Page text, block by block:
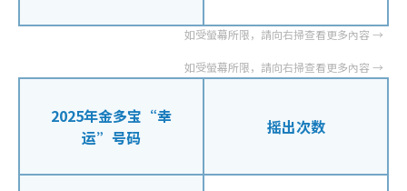
2025年金多宝“幸
运”号码
摇出次数